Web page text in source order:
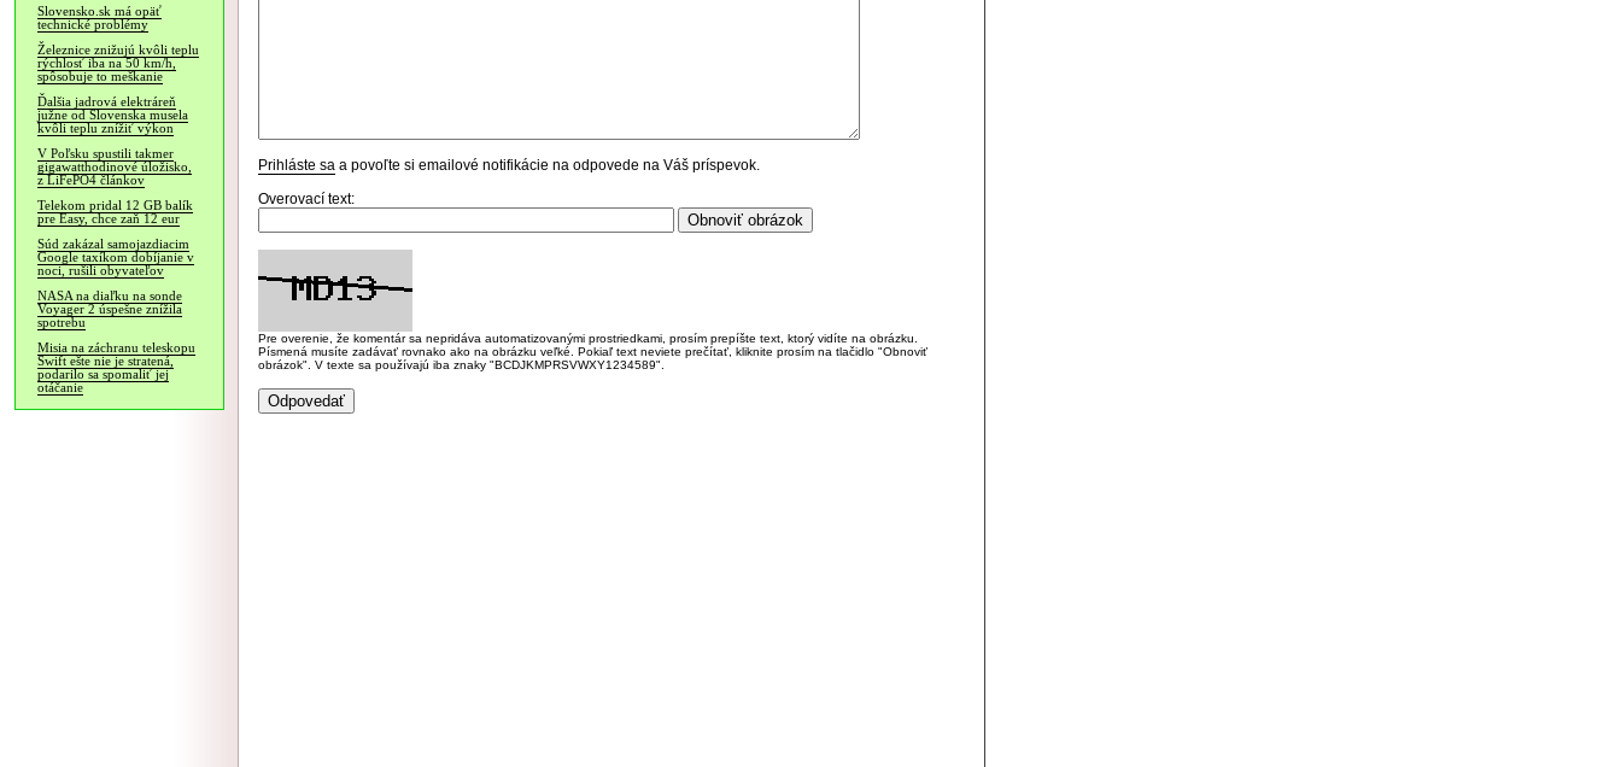
Slovensko.sk má opäť
technické problémy
Železnice znižujú kvôli teplu
rýchlosť iba na 50 km/h,
spôsobuje to meškanie
Ďalšia jadrová elektráreň
južne od Slovenska musela
kvôli teplu znížiť výkon
V Poľsku spustili takmer
gigawatthodinové úložisko,
z LiFePO4 článkov
Telekom pridal 12 GB balík
pre Easy, chce zaň 12 eur
Súd zakázal samojazdiacim
Google taxíkom dobíjanie v
noci, rušili obyvateľov
NASA na diaľku na sonde
Voyager 2 úspešne znížila
spotrebu
Misia na záchranu teleskopu
Swift ešte nie je stratená,
podarilo sa spomaliť jej
otáčanie
Prihláste sa a povoľte si emailové notifikácie na odpovede na Váš príspevok.
Overovací text:
Pre overenie, že komentár sa nepridáva automatizovanými prostriedkami, prosím prepíšte text, ktorý vidíte na obrázku.
Písmená musíte zadávať rovnako ako na obrázku veľké. Pokiaľ text neviete prečítať, kliknite prosím na tlačidlo "Obnoviť
obrázok". V texte sa používajú iba znaky "BCDJKMPRSVWXY1234589".